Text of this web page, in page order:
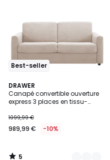
Best-seller
DRAWER
Canapé convertible ouverture
express 3 places en tissu-
1099,99 €
989,99 € -10%
5
/
5
2
Couleurs
5